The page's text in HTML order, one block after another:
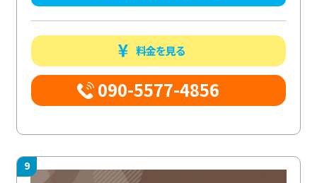
料金を見る
090-5577-4856
9